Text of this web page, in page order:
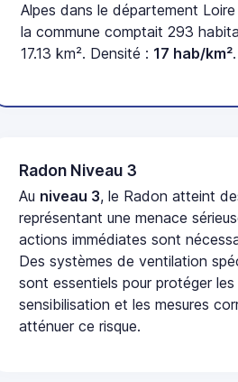
Alpes dans le département
la commune comptait 293
17.13 km². Densité : 17 hab/km².
Radon Niveau 3
Au niveau 3, le Radon atteint
représentant une menace
actions immédiates sont
Des systèmes de ventilation
sont essentiels pour protéger
sensibilisation et les mesures
atténuer ce risque.